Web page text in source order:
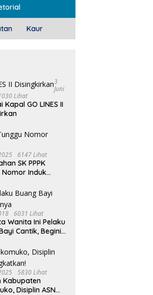
Kaur
3
Juni
Lihat
Kapal GO LINES II
6147 Lihat
SK PPPK
Nomor Induk
6031 Lihat
Wanita Ini Pelaku
Cantik, Begini
5830 Lihat
Kabupaten
Disiplin ASN